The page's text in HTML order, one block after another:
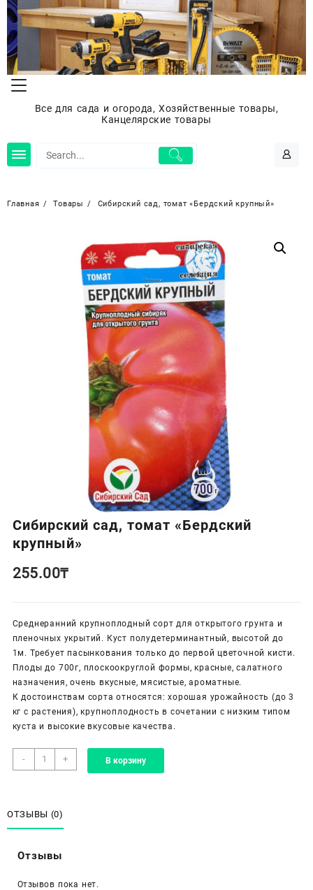
Перейти
содержимому
Все для сада и огорода, Хозяйственные товары,
Канцелярские товары
Главная Товары Сибирский сад, томат «Бердский крупный»
Сибирский сад, томат «Бердский
крупный»
255.00₸
Среднеранний крупноплодный сорт для открытого грунта и
пленочных укрытий. Куст полудетерминантный, высотой до
1м. Требует пасынкования только до первой цветочной кисти.
Плоды до 700г, плоскоокруглой формы, красные, салатного
назначения, очень вкусные, мясистые, ароматные.
К достоинствам сорта относятся: хорошая урожайность (до 3
кг с растения), крупноплодность в сочетании с низким типом
куста и высокие вкусовые качества.
-
Количество
товара
томат
«Бердский
+ В корзину
ОТЗЫВЫ (0)
Отзывы
Отзывов пока нет.